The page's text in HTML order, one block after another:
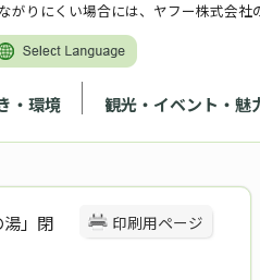
・環境 観光・イベント・魅
がりにくい場合には、ヤフー株式会社
印刷用ページ
」閉